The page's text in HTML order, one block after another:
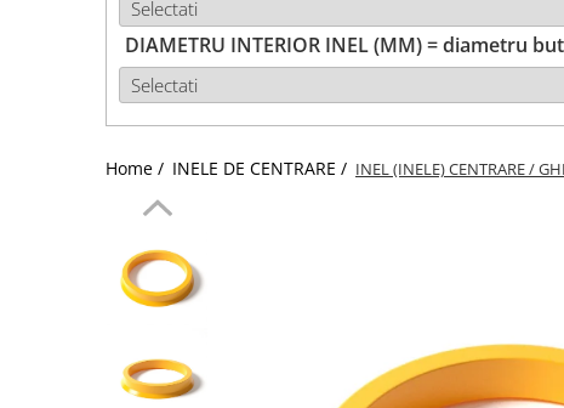
DIAMETRU INTERIOR INEL (MM) = diametru
Home / INELE DE CENTRARE / INEL (INELE) CENTRARE /